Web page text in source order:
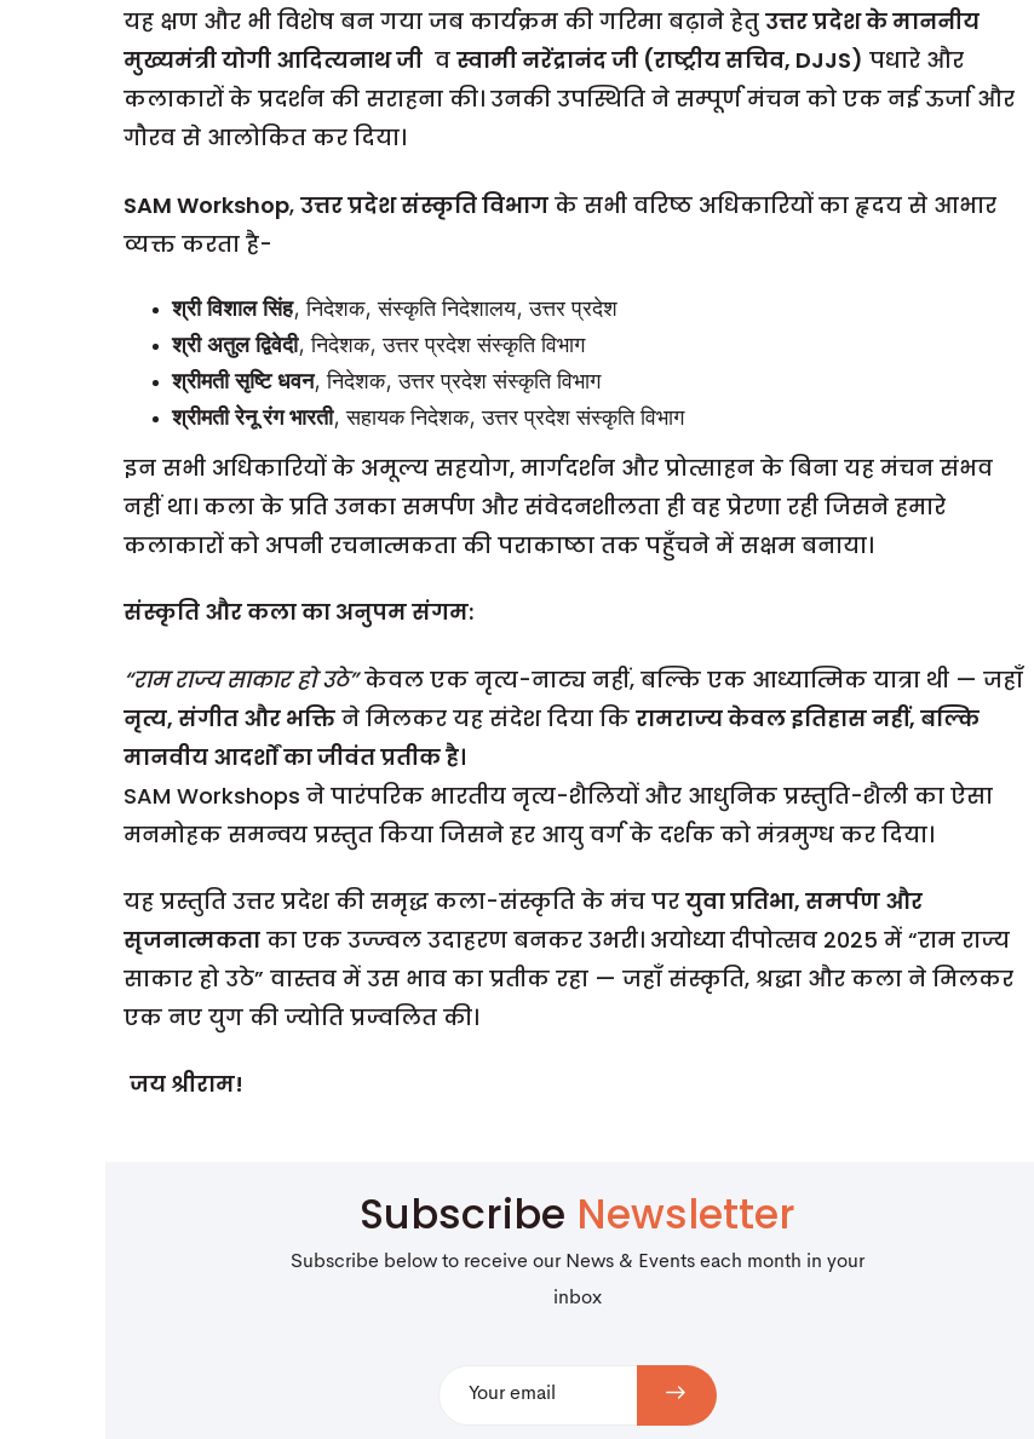
यह क्षण और भी विशेष बन गया जब कार्यक्रम की गरिमा बढ़ाने हेतु उत्तर प्रदेश के माननीय
मुख्यमंत्री योगी आदित्यनाथ जी व स्वामी नरेंद्रानंद जी (राष्ट्रीय सचिव, DJJS) पधारे और
कलाकारों के प्रदर्शन की सराहना की। उनकी उपस्थिति ने सम्पूर्ण मंचन को एक नई ऊर्जा और
गौरव से आलोकित कर दिया।
SAM Workshop, उत्तर प्रदेश संस्कृति विभाग के सभी वरिष्ठ अधिकारियों का हृदय से आभार
व्यक्त करता है-
श्री विशाल सिंह, निदेशक, संस्कृति निदेशालय, उत्तर प्रदेश
श्री अतुल द्विवेदी, निदेशक, उत्तर प्रदेश संस्कृति विभाग
श्रीमती सृष्टि धवन, निदेशक, उत्तर प्रदेश संस्कृति विभाग
श्रीमती रेनू रंग भारती, सहायक निदेशक, उत्तर प्रदेश संस्कृति विभाग
इन सभी अधिकारियों के अमूल्य सहयोग, मार्गदर्शन और प्रोत्साहन के बिना यह मंचन संभव
नहीं था। कला के प्रति उनका समर्पण और संवेदनशीलता ही वह प्रेरणा रही जिसने हमारे
कलाकारों को अपनी रचनात्मकता की पराकाष्ठा तक पहुँचने में सक्षम बनाया।
संस्कृति और कला का अनुपम संगम:
“राम राज्य साकार हो उठे”केवल एक नृत्य-नाट्य नहीं, बल्कि एक आध्यात्मिक यात्रा थी — जहाँ
नृत्य, संगीत और भक्ति ने मिलकर यह संदेश दिया कि रामराज्य केवल इतिहास नहीं, बल्कि
मानवीय आदर्शों का जीवंत प्रतीक है।
SAM Workshops ने पारंपरिक भारतीय नृत्य-शैलियों और आधुनिक प्रस्तुति-शैली का ऐसा
मनमोहक समन्वय प्रस्तुत किया जिसने हर आयु वर्ग के दर्शक को मंत्रमुग्ध कर दिया।
यह प्रस्तुति उत्तर प्रदेश की समृद्ध कला-संस्कृति के मंच पर युवा प्रतिभा, समर्पण और
सृजनात्मकता का एक उज्ज्वल उदाहरण बनकर उभरी। अयोध्यादीपोत्सव 2025 में “राम राज्य
साकार हो उठे” वास्तव में उस भाव का प्रतीक रहा — जहाँ संस्कृति, श्रद्धा और कला ने मिलकर
एक नए युग की ज्योति प्रज्वलित की।
जय श्रीराम!
Subscribe Newsletter
Subscribe below to receive our News & Events each month in your
inbox